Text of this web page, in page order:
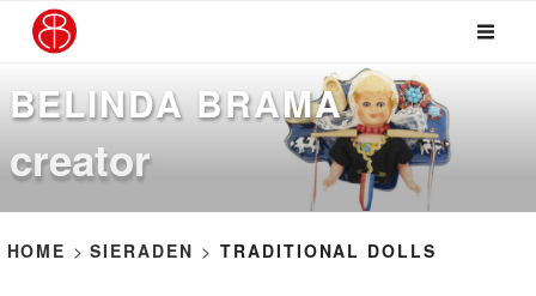
naar
inhoud
BELINDA BRAMA
creator
HOME > SIERADEN > TRADITIONAL DOLLS